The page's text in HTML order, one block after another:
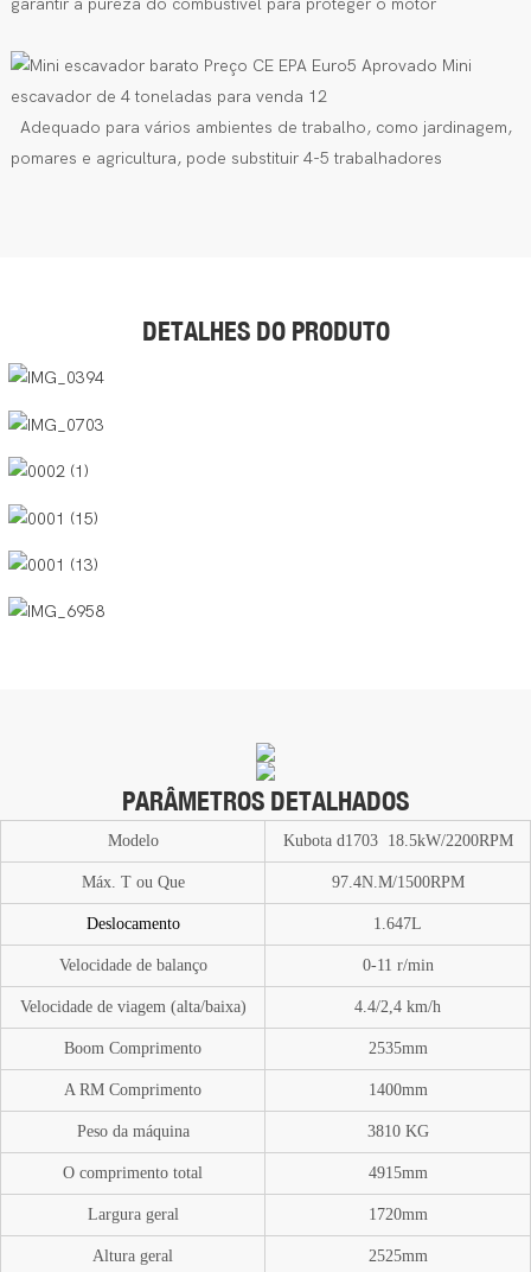
Adequado para vários ambientes de trabalho, como jardinagem,
pomares e agricultura, pode substituir 4-5 trabalhadores
DETALHES DO PRODUTO
PARÂMETROS DETALHADOS
Modelo Kubota d1703 18.5kW/2200RPM
Máx. T ou Que 97.4N.M/1500RPM
Deslocamento 1.647L
Velocidade de balanço 0-11 r/min
Velocidade de viagem (alta/baixa) 4.4/2,4 km/h
Boom Comprimento 2535mm
A RM Comprimento 1400mm
Peso da máquina 3810 KG
O comprimento total 4915mm
Largura geral 1720mm
Altura geral 2525mm